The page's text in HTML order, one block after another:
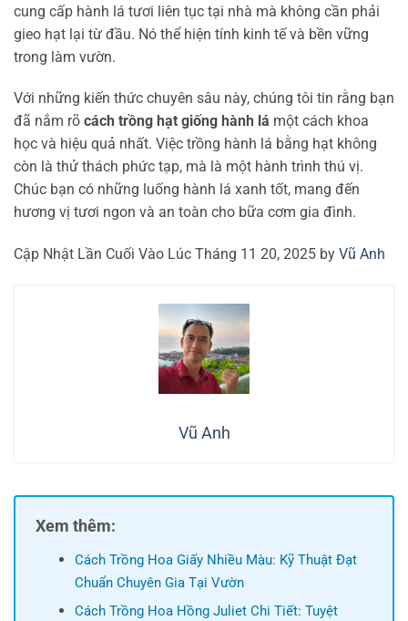
cung cấp hành lá tươi liên tục tại nhà mà không cần phải
gieo hạt lại từ đầu. Nó thể hiện tính kinh tế và bền vững
trong làm vườn.
Với những kiến thức chuyên sâu này, chúng tôi tin rằng bạn
đã nắm rõ cách trồng hạt giống hành lá một cách khoa
học và hiệu quả nhất. Việc trồng hành lá bằng hạt không
còn là thử thách phức tạp, mà là một hành trình thú vị.
Chúc bạn có những luống hành lá xanh tốt, mang đến
hương vị tươi ngon và an toàn cho bữa cơm gia đình.
Cập Nhật Lần Cuối Vào Lúc Tháng 11 20, 2025 by Vũ Anh
Vũ Anh
Xem thêm:
Cách Trồng Hoa Giấy Nhiều Màu: Kỹ Thuật Đạt
Chuẩn Chuyên Gia Tại Vườn
Cách Trồng Hoa Hồng Juliet Chi Tiết: Tuyệt